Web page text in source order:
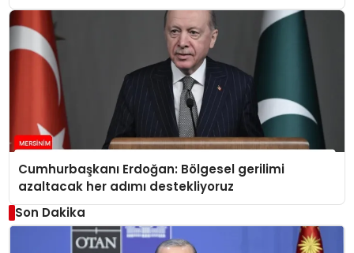
Cumhurbaşkanı Erdoğan: Bölgesel gerilimi
azaltacak her adımı destekliyoruz
Son Dakika